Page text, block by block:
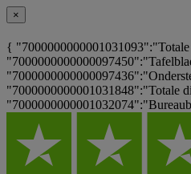
×
{ "7000000000001031093":"Totale
"7000000000001031848":"Totale